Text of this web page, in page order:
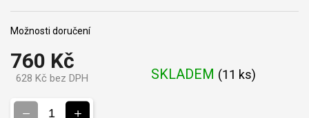
760 Kč
628 Kč bez DPH SKLADEM (11 ks)
Možnosti doručení